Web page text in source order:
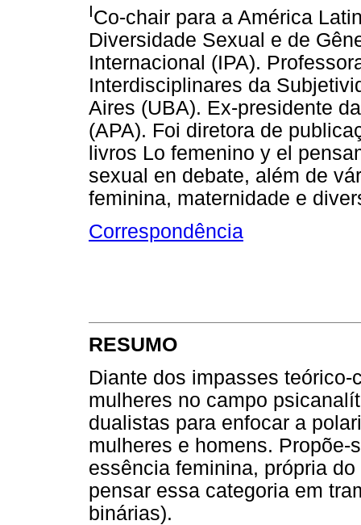
ICo-chair para a América
Diversidade Sexual e de
Internacional (IPA).
Interdisciplinares da
Aires (UBA). Ex-presidente
(APA). Foi diretora de
livros Lo femenino y el
sexual en debate, além de
feminina, maternidade e
Correspondência
RESUMO
Diante dos impasses
mulheres no campo
dualistas para enfocar a
mulheres e homens.
essência feminina, própria
pensar essa categoria em
binárias).